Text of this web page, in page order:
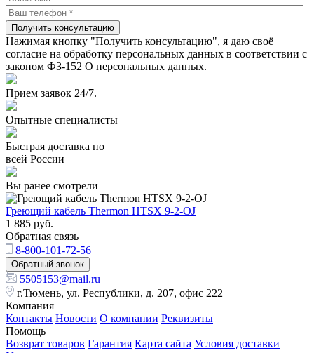
Получить консультацию
Нажимая кнопку "Получить консультацию", я даю своё
согласие на обработку персональных данных в соответствии с
законом ФЗ-152 О персональных данных.
Прием заявок 24/7.
Опытные специалисты
Быстрая доставка по
всей России
Вы ранее смотрели
Греющий кабель Thermon HTSX 9-2-OJ
1 885 руб.
Обратная связь
8-800-101-72-56
Обратный звонок
5505153@mail.ru
г.Тюмень, ул. Республики, д. 207, офис 222
Компания
Контакты Новости О компании Реквизиты
Помощь
Возврат товаров Гарантия Карта сайта Условия доставки